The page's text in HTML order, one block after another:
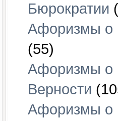
Бюрократии
Афоризмы о
(55)
Афоризмы о
Верности
Афоризмы о